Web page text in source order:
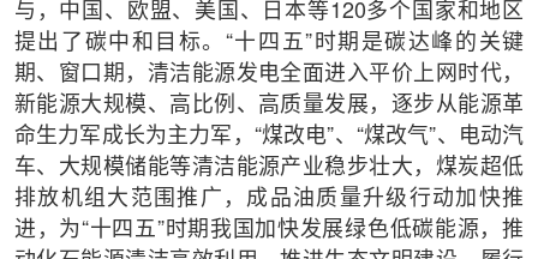
与，中国、欧盟、美国、日本等120多个国家和地区
提出了碳中和目标。“十四五”时期是碳达峰的关键
期、窗口期，清洁能源发电全面进入平价上网时代，
新能源大规模、高比例、高质量发展，逐步从能源革
命生力军成长为主力军，“煤改电”、“煤改气”、电动汽
车、大规模储能等清洁能源产业稳步壮大，煤炭超低
排放机组大范围推广，成品油质量升级行动加快推
进，为“十四五”时期我国加快发展绿色低碳能源，推